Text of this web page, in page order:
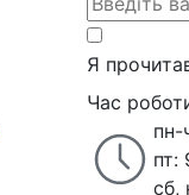
Я
Час
пн-
пт:
сб,